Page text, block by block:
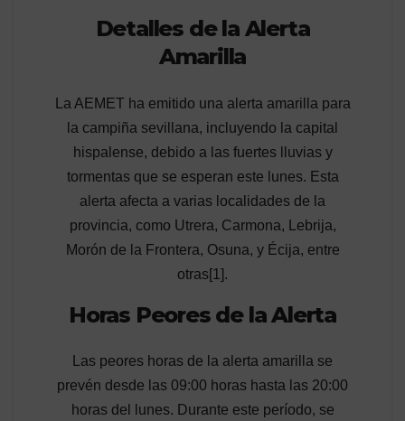
Detalles de la Alerta
Amarilla
La AEMET ha emitido una alerta amarilla para
la campiña sevillana, incluyendo la capital
hispalense, debido a las fuertes lluvias y
tormentas que se esperan este lunes. Esta
alerta afecta a varias localidades de la
provincia, como Utrera, Carmona, Lebrija,
Morón de la Frontera, Osuna, y Écija, entre
otras[1].
Horas Peores de la Alerta
Las peores horas de la alerta amarilla se
prevén desde las 09:00 horas hasta las 20:00
horas del lunes. Durante este período, se